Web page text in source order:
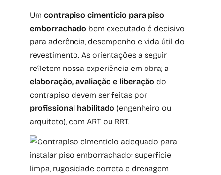
Um contrapiso cimentício para piso
emborrachado bem executado é decisivo
para aderência, desempenho e vida útil do
revestimento. As orientações a seguir
refletem nossa experiência em obra; a
elaboração, avaliação e liberação do
contrapiso devem ser feitas por
profissional habilitado (engenheiro ou
arquiteto), com ART ou RRT.